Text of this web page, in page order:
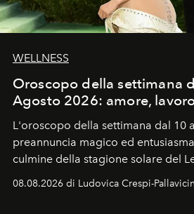
WELLNESS
Oroscopo della settimana
Agosto 2026: amore,
L'oroscopo della settimana dal 10
preannuncia magico ed
culmine della stagione solare del
favorevole della Luna nuova in
ideale per la notte delle Perseidi.
08.08.2026 di Ludovica Crespi-